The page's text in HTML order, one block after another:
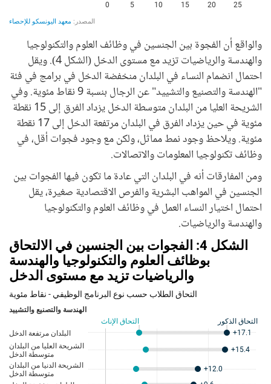
والواقع أن الفجوة بين الجنسين في وظائف العلوم والتكنولوجيا
والهندسة والرياضيات تزيد مع مستوى الدخل (الشكل 4). ويقل
احتمال انضمام النساء في البلدان منخفضة الدخل في برامج في فئة
"الهندسة والتصنيع والتشييد" عن الرجال بنسبة 9 نقاط مئوية. وفي
الشريحة العليا من البلدان متوسطة الدخل يزداد الفرق إلى 15 نقطة
مئوية في حين يزداد الفرق في البلدان مرتفعة الدخل إلى 17 نقطة
مئوية. ويلاحظ وجود نمط مماثل، ولكن مع وجود فجوات أقل، في
وظائف تكنولوجيا المعلومات والاتصالات.
ومن المفارقات أنه في البلدان التي عادة ما تكون فيها الفجوات بين
الجنسين في المواهب البشرية والفرص الاقتصادية صغيرة، يقل
احتمال اختيار النساء العمل في وظائف العلوم والتكنولوجيا
والهندسة والرياضيات.